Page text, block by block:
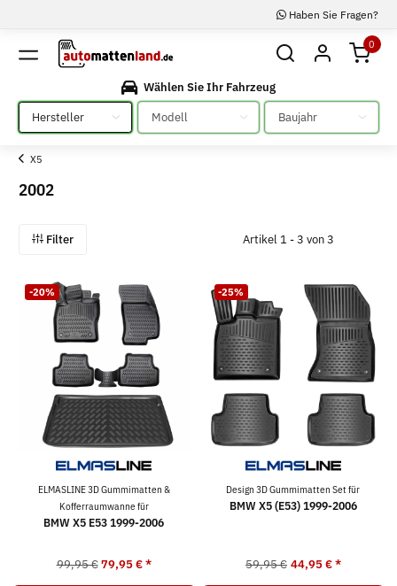
Haben Sie Fragen?
0
Wählen Sie Ihr Fahrzeug
Bitte auswählen
Bitte auswählen Bitte auswählen
X5
2002
Filter Artikel 1 - 3 von 3
-20%
ELMASLINE 3D Gummimatten &
Kofferraumwanne für
BMW X5 E53 1999-2006
99,95 € 79,95 €*
-25%
Design 3D Gummimatten Set für
BMW X5 (E53) 1999-2006
59,95 € 44,95 €*